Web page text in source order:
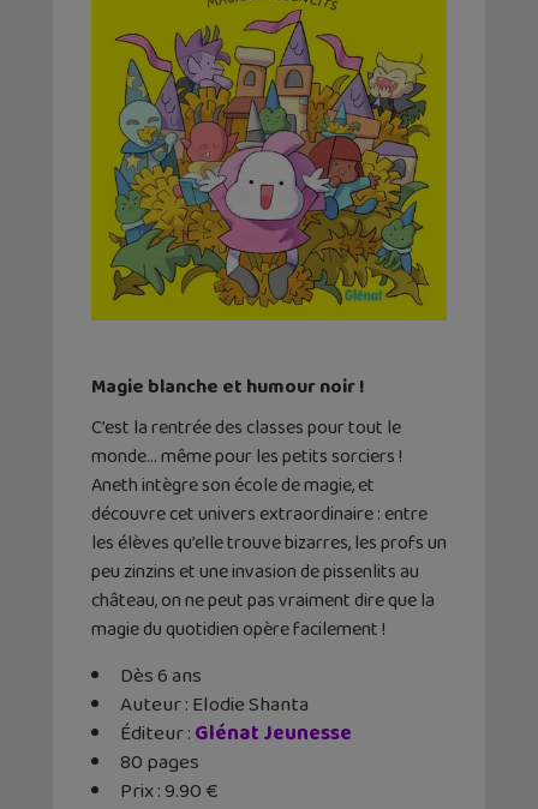
Magie blanche et humour noir !
C’est la rentrée des classes pour tout le
monde… même pour les petits sorciers !
Aneth intègre son école de magie, et
découvre cet univers extraordinaire : entre
les élèves qu’elle trouve bizarres, les profs un
peu zinzins et une invasion de pissenlits au
château, on ne peut pas vraiment dire que la
magie du quotidien opère facilement !
Dès 6 ans
Auteur : Elodie Shanta
Éditeur ‏: ‎Glénat Jeunesse
80 pages
Prix : 9.90 €